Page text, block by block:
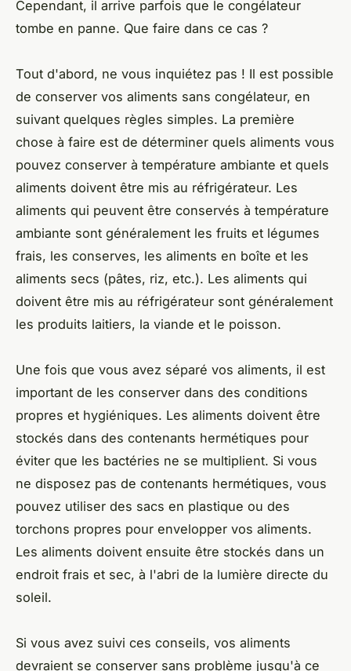
Cependant, il arrive parfois que le congélateur
tombe en panne. Que faire dans ce cas ?
Tout d'abord, ne vous inquiétez pas ! Il est possible
de conserver vos aliments sans congélateur, en
suivant quelques règles simples. La première
chose à faire est de déterminer quels aliments vous
pouvez conserver à température ambiante et quels
aliments doivent être mis au réfrigérateur. Les
aliments qui peuvent être conservés à température
ambiante sont généralement les fruits et légumes
frais, les conserves, les aliments en boîte et les
aliments secs (pâtes, riz, etc.). Les aliments qui
doivent être mis au réfrigérateur sont généralement
les produits laitiers, la viande et le poisson.
Une fois que vous avez séparé vos aliments, il est
important de les conserver dans des conditions
propres et hygiéniques. Les aliments doivent être
stockés dans des contenants hermétiques pour
éviter que les bactéries ne se multiplient. Si vous
ne disposez pas de contenants hermétiques, vous
pouvez utiliser des sacs en plastique ou des
torchons propres pour envelopper vos aliments.
Les aliments doivent ensuite être stockés dans un
endroit frais et sec, à l'abri de la lumière directe du
soleil.
Si vous avez suivi ces conseils, vos aliments
devraient se conserver sans problème jusqu'à ce